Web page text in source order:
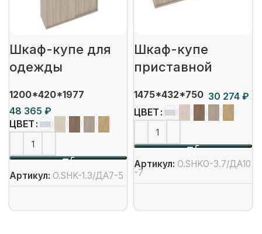
Шкаф-купе для
одежды
1200*420*1977
₽
ЦВЕТ
Артикул: O.SHK-1.3/ДА7-5
Шкаф-купе
приставной
1475*432*750
₽
ЦВЕТ
Артикул: O.SHKO-3.7/ДА10
-7